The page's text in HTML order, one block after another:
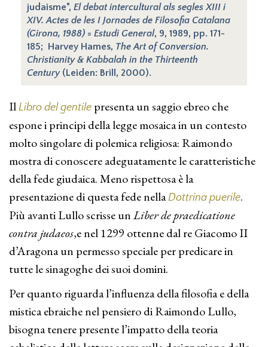
judaisme”, El debat intercultural als segles XIII i
XIV. Actes de les I Jornades de Filosofia Catalana
(Girona, 1988) = Estudi General, 9, 1989, pp. 171-
185; Harvey Hames, The Art of Conversion.
Christianity & Kabbalah in the Thirteenth
Century(Leiden: Brill, 2000).
Il Libro del gentile presenta un saggio ebreo che
espone i principi della legge mosaica in un contesto
molto singolare di polemica religiosa: Raimondo
mostra di conoscere adeguatamente le caratteristiche
della fede giudaica. Meno rispettosa è la
presentazione di questa fede nellaDottrina puerile.
Più avanti Lullo scrisse unLiber de praedicatione
contra judaeos,e nel 1299 ottenne dal re Giacomo II
d’Aragona un permesso speciale per predicare in
tutte le sinagoghe dei suoi domini.
Per quanto riguarda l’influenza della filosofia e della
mistica ebraiche nel pensiero di Raimondo Lullo,
bisogna tenere presente l’impatto della teoria